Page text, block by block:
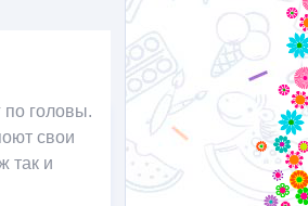
по головы.
свои
так и